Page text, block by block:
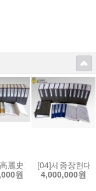
(2016 개정판)
澤本 영인교정본
麗史) : LBM 2017 전시
원
[04]세종장헌대
4,000,000원